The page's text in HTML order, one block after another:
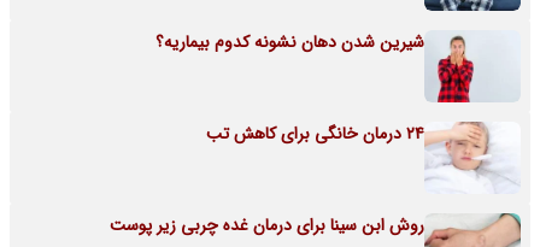
شیرین شدن دهان نشونه کدوم بیماریه؟
24 درمان خانگی برای کاهش تب
روش ابن سینا برای درمان غده چربی زیر پوست